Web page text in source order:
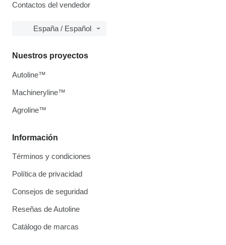
Contactos del vendedor
España / Español
Información
Términos y condiciones
Política de privacidad
Consejos de seguridad
Reseñas de Autoline
Catálogo de marcas
Nuestros proyectos
Autoline™
Machineryline™
Agroline™